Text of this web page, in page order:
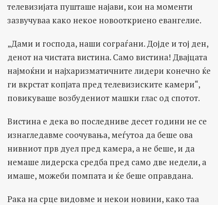
телевизијата пушташе најави, кои на моменти
зазвучуваа како некое новооткриено евангелие.
„Дами и господа, наши сограѓани. Дојде и тој ден,
денот на чистата вистина. Само вистина! Двајцата
најмоќни и најхаризматичните лидери конечно ќе
ги вкрстат копјата пред телевизиските камери“,
повикуваше возбудениот машки глас од спотот.
Вистина е дека во последниве десет години не се
изнагледавме соочувања, меѓутоа да беше ова
нивниот прв дуел пред камера, а не беше, и да
немаше лидерска средба пред само две недели, а
имаше, можеби помпата и ќе беше оправдана.
Рака на срце видовме и некои новини, како таа